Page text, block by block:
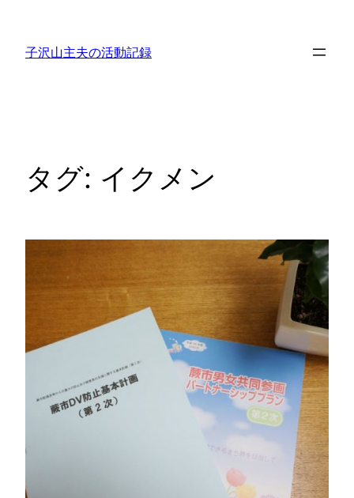
子沢山主夫の活動記録
タグ: イクメン